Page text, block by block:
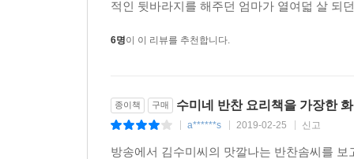
적인 뒷바라지를 해주던 엄마가 열여덟 살 되
6명이 이 리뷰를 추천합니다.
종이책 구매 수미네 반찬 요리책을 가장한
a******s 2019-02-25 신고
방송에서 김수미씨의 맛깔나는 반찬솜씨를